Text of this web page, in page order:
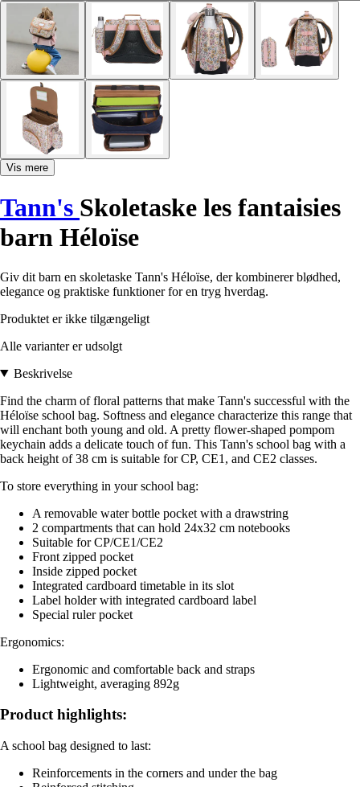
Vis mere
Tann's Skoletaske les fantaisies
barn Héloïse
Giv dit barn en skoletaske Tann's Héloïse, der kombinerer blødhed,
elegance og praktiske funktioner for en tryg hverdag.
Produktet er ikke tilgængeligt
Alle varianter er udsolgt
Beskrivelse
Find the charm of floral patterns that make Tann's successful with the
Héloïse school bag. Softness and elegance characterize this range that
will enchant both young and old. A pretty flower-shaped pompom
keychain adds a delicate touch of fun. This Tann's school bag with a
back height of 38 cm is suitable for CP, CE1, and CE2 classes.
To store everything in your school bag:
A removable water bottle pocket with a drawstring
2 compartments that can hold 24x32 cm notebooks
Suitable for CP/CE1/CE2
Front zipped pocket
Inside zipped pocket
Integrated cardboard timetable in its slot
Label holder with integrated cardboard label
Special ruler pocket
Ergonomics:
Ergonomic and comfortable back and straps
Lightweight, averaging 892g
Product highlights:
A school bag designed to last:
Reinforcements in the corners and under the bag